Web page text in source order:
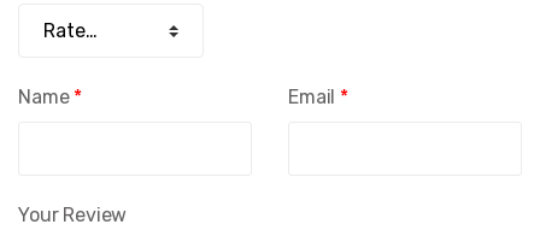
Your Review
Name * Email *